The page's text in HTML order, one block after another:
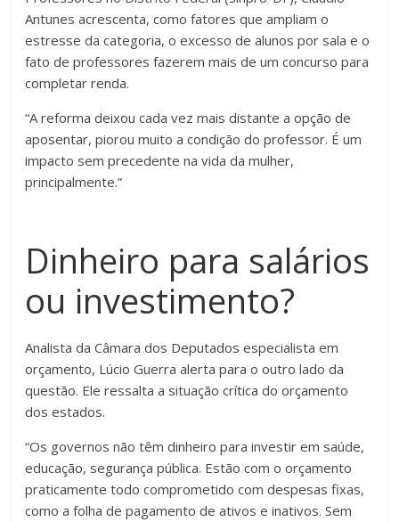
Antunes acrescenta, como fatores que ampliam o
estresse da categoria, o excesso de alunos por sala e o
fato de professores fazerem mais de um concurso para
completar renda.
“A reforma deixou cada vez mais distante a opção de
aposentar, piorou muito a condição do professor. É um
impacto sem precedente na vida da mulher,
principalmente.”
Dinheiro para salários
ou investimento?
Analista da Câmara dos Deputados especialista em
orçamento, Lúcio Guerra alerta para o outro lado da
questão. Ele ressalta a situação crítica do orçamento
dos estados.
“Os governos não têm dinheiro para investir em saúde,
educação, segurança pública. Estão com o orçamento
praticamente todo comprometido com despesas fixas,
como a folha de pagamento de ativos e inativos. Sem